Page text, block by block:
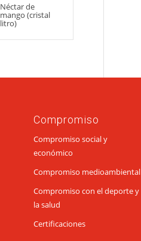
Néctar de
mango (cristal
litro)
Compromiso
Compromiso social y
económico
Compromiso medioambiental
Compromiso con el deporte y
la salud
Certificaciones